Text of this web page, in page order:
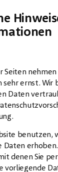
Seiten
sehr ernst. Wir
Daten
benutzen,
Daten
denen Sie
vorliegende